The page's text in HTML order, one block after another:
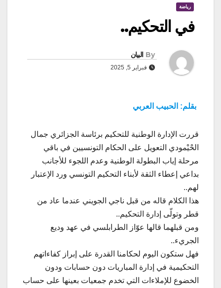
رياضة
في التحكيم..
By البيان
فبراير 5, 2025
بقلم: الحبيب العربي
قررت الإدارة الوطنية للتحكيم برئاسة الجزائري جمال
الحْيْمودي التعويل على الحكام التونسيين في باقي
مرحلة إياب البطولة الوطنية وعدم اللجوء للأجانب
بداعي إعطاء الثقة لأبناء التحكيم التونسي ورد الإعتبار
لهم..
هذا الكلام قاله من قبل ناجي الجويني عندما عاد من
قطر وتولّى إدارة التحكيم..
ومن قبلهما قالها عوّاز الطرابلسي في عهد وديع
الجريء..
فهل ستكون اليوم لحكامنا القدرة على إبراز كفاءاتهم
التحكيمية في إدارة المباريات دون حسابات ودون
الخضوع للإملاءات التي تخدم جمعيات بعينها على حساب